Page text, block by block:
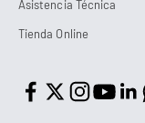
Asistencia Técnica
Tienda Online